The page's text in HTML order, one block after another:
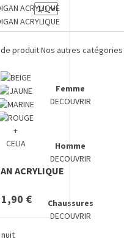
+
CELIA
ACRYLIQUE
€
produitNos autres catégories
Femme
DECOUVRIR
Homme
DECOUVRIR
Chaussures
DECOUVRIR